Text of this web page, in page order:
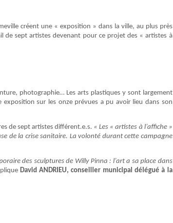
créent une « exposition » dans la ville, au plus près
de sept artistes devenant pour ce projet des « artistes à
photographie… Les arts plastiques y sont largement
sur les onze prévues a pu avoir lieu dans son
de sept artistes différent.e.s. « Les « artistes à l’affiche »
de la crise sanitaire. La volonté durant cette campagne
des sculptures de Willy Pinna : l’art a sa place dans
David ANDRIEU, conseiller municipal délégué à la